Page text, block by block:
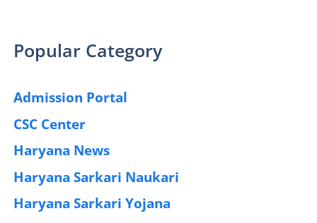
Popular Category
Admission Portal
CSC Center
Haryana News
Haryana Sarkari Naukari
Haryana Sarkari Yojana